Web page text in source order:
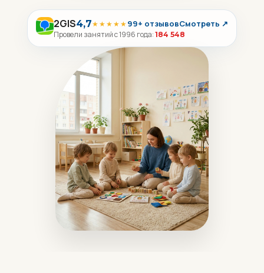
2GIS4,7★★★★★99+ отзывовСмотреть ↗
Провели занятий с 1996 года: 184 548